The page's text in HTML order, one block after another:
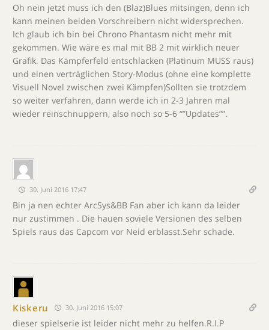
Oh nein jetzt muss ich den (Blaz)Blues mitsingen, denn ich
kann meinen beiden Vorschreibern nicht widersprechen.
Ich glaub ich bin bei Chrono Phantasm nicht mehr mit
gekommen. Wie wäre es mal mit BB 2 mit wirklich neuer
Grafik. Das Kämpferfeld entschlacken (Platinum MUSS raus)
und einen verträglichen Story-Modus (ohne eine komplette
Visuell Novel zwischen zwei Kämpfen)Sollten sie trotzdem
so weiter verfahren, dann werde ich in 2-3 Jahren mal
wieder reinschnuppern, also noch so 5-6 “”Updates””.
30. Juni 2016 17:47
Bin ja nen echter ArcSys&BB Fan aber ich kann da leider
nur zustimmen . Die hauen soviele Versionen des selben
Spiels raus das Capcom vor Neid erblasst.Sehr schade.
Kiskeru 30. Juni 2016 15:07
dieser spielserie ist leider nicht mehr zu helfen.R.I.P